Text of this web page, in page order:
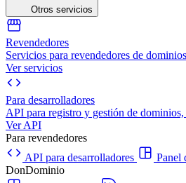
Otros servicios
Revendedores
Servicios para revendedores de dominios
Ver servicios
Para desarrolladores
API para registro y gestión de
Ver API
Para revendedores
API para desarrolladores
Panel
DonDominio